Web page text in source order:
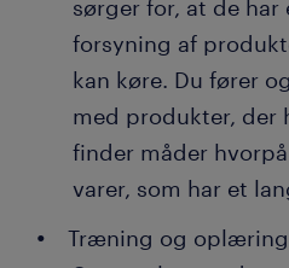
sørger for, at de
forsyning af
kan køre. Du fører
med produkter, der
finder måder
varer, som har et
Træning og